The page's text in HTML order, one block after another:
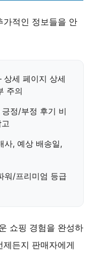
가적인 정보들을 안
상세 페이지 상세
주의
긍정/부정 후기 비
사, 예상 배송일,
워/프리미엄 등급
쇼핑 경험을 완성하
든지 판매자에게